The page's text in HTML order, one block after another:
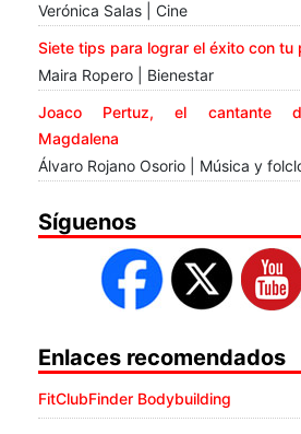
Verónica Salas | Cine
Siete tips para lograr el éxito con tu
Maira Ropero | Bienestar
Joaco Pertuz, el cantante
Magdalena
Álvaro Rojano Osorio | Música y
Síguenos
Enlaces recomendados
FitClubFinder Bodybuilding